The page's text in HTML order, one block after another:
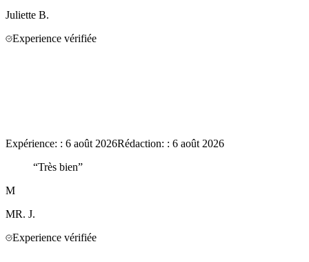
Juliette B.
Experience vérifiée
Expérience: : 6 août 2026Rédaction: : 6 août 2026
“Très bien”
M
MR. J.
Experience vérifiée